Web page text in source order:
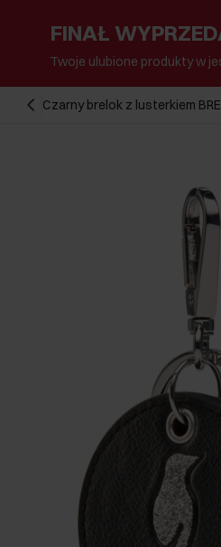
FINAŁ
Twoje ulubione produkty w
Czarny brelok z lusterkiem